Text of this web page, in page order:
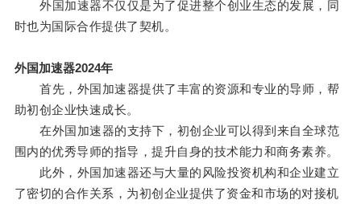
外国加速器不仅仅是为了促进整个创业生态的发展，同
时也为国际合作提供了契机。
外国加速器2024年
首先，外国加速器提供了丰富的资源和专业的导师，帮
助初创企业快速成长。
在外国加速器的支持下，初创企业可以得到来自全球范
围内的优秀导师的指导，提升自身的技术能力和商务素养。
此外，外国加速器还与大量的风险投资机构和企业建立
了密切的合作关系，为初创企业提供了资金和市场的对接机